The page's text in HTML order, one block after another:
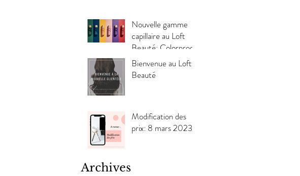
Nouvelle gamme
capillaire au Loft
Beauté: Colorproof
Bienvenue au Loft
Beauté
Modification des
prix: 8 mars 2023
Archives